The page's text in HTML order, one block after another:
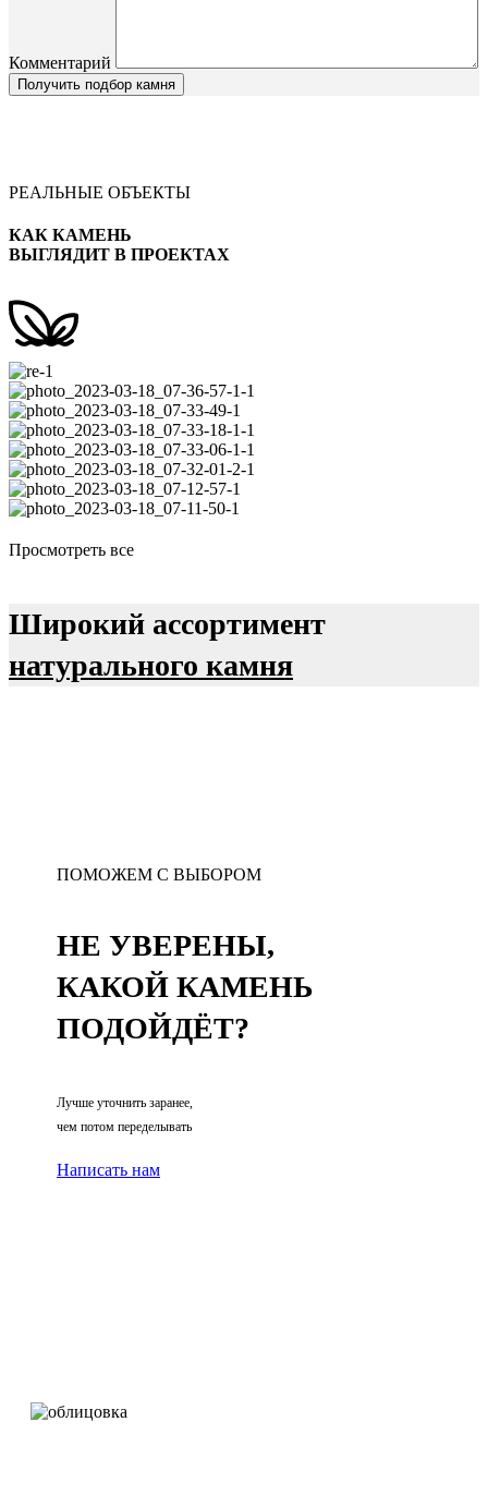
Комментарий
РЕАЛЬНЫЕ ОБЪЕКТЫ
КАК КАМЕНЬ
ВЫГЛЯДИТ В ПРОЕКТАХ
Просмотреть все
Широкий ассортимент
натурального камня
ПОМОЖЕМ С ВЫБОРОМ
НЕ УВЕРЕНЫ,
КАКОЙ КАМЕНЬ
ПОДОЙДЁТ?
Лучше уточнить заранее,
чем потом переделывать
Написать нам